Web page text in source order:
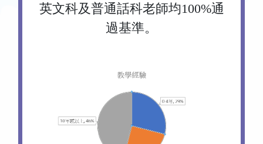
英文科及普通話科老師均100%通
過基準。